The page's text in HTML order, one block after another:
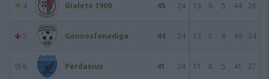
4 Gialeto 1909 45 24 13 6 5 44 26
5 Gonnosfanadiga 44 24 13 5 6 49 24
6 Perdaxius 41 24 11 8 5 41 27